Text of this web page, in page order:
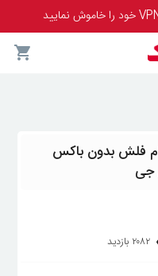
فلش بدون باکس
جی
۲۰۸۲ بازدید